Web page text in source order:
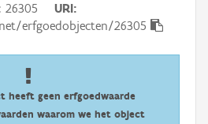
26305
URI
erfgoedobjecten/26305
heeft geen erfgoedwaarde
waarom we het object